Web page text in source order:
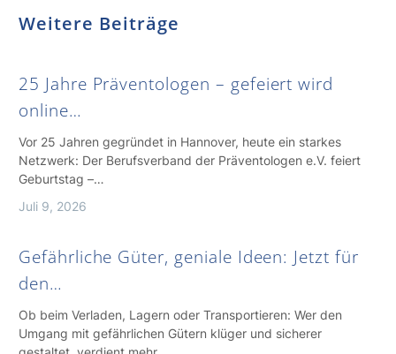
Weitere Beiträge
25 Jahre Präventologen – gefeiert wird
online…
Vor 25 Jahren gegründet in Hannover, heute ein starkes
Netzwerk: Der Berufsverband der Präventologen e.V. feiert
Geburtstag –…
Juli 9, 2026
Gefährliche Güter, geniale Ideen: Jetzt für
den…
Ob beim Verladen, Lagern oder Transportieren: Wer den
Umgang mit gefährlichen Gütern klüger und sicherer